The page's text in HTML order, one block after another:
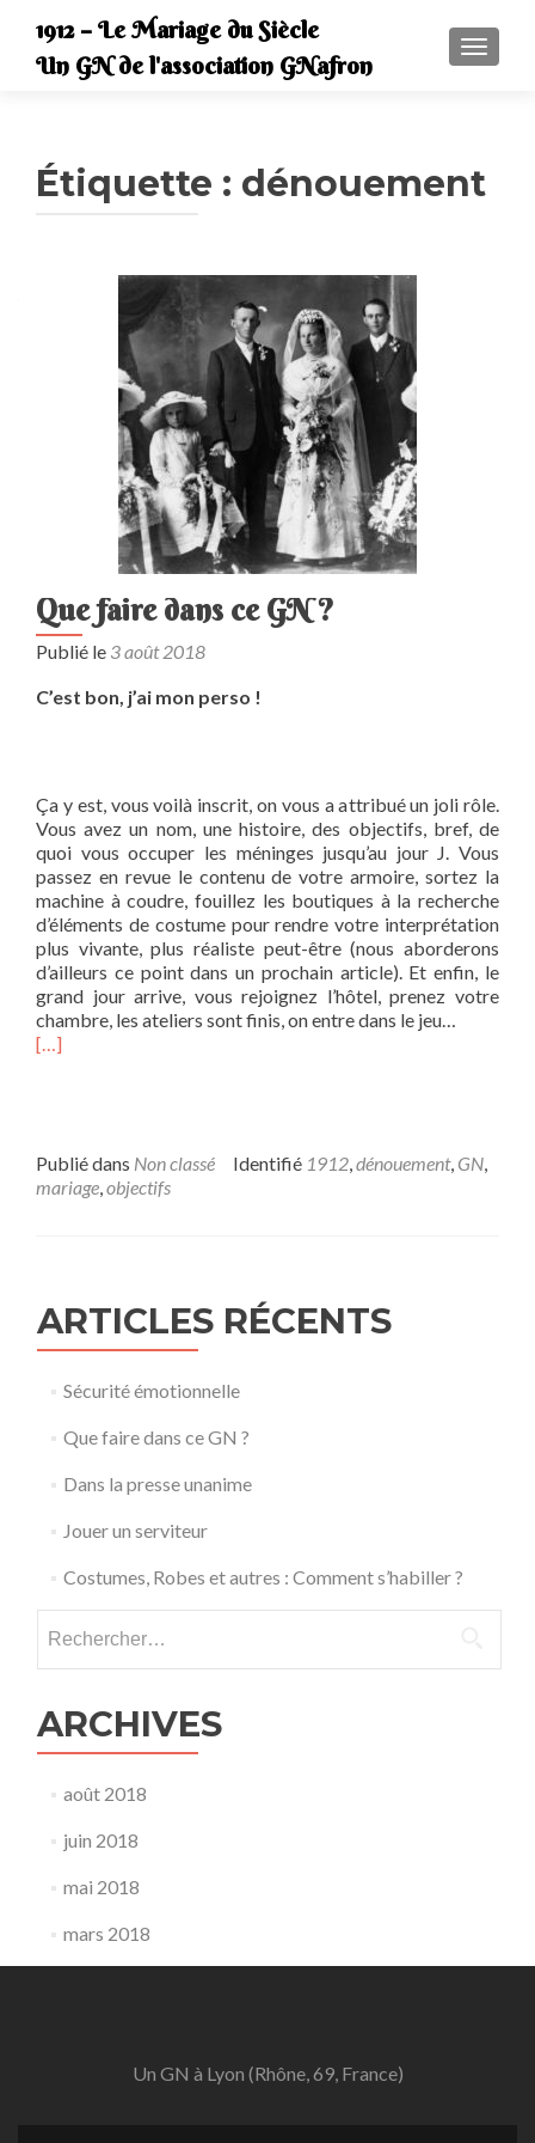
1912 – Le Mariage du Siècle
Un GN de l'association GNafron
Étiquette : dénouement
Que faire dans ce GN ?
Publié le 3 août 2018
C’est bon, j’ai mon perso !
Ça y est, vous voilà inscrit, on vous a attribué un joli rôle.
Vous avez un nom, une histoire, des objectifs, bref, de
quoi vous occuper les méninges jusqu’au jour J. Vous
passez en revue le contenu de votre armoire, sortez la
machine à coudre, fouillez les boutiques à la recherche
d’éléments de costume pour rendre votre interprétation
plus vivante, plus réaliste peut-être (nous aborderons
d’ailleurs ce point dans un prochain article). Et enfin, le
grand jour arrive, vous rejoignez l’hôtel, prenez votre
chambre, les ateliers sont finis, on entre dans le jeu…
[…]
Publié dans Non classé Identifié 1912,dénouement, GN,
mariage,objectifs
ARTICLES RÉCENTS
Sécurité émotionnelle
Que faire dans ce GN ?
Dans la presse unanime
Jouer un serviteur
Costumes, Robes et autres : Comment s’habiller ?
ARCHIVES
août 2018
juin 2018
mai 2018
mars 2018
Un GN à Lyon (Rhône, 69, France)